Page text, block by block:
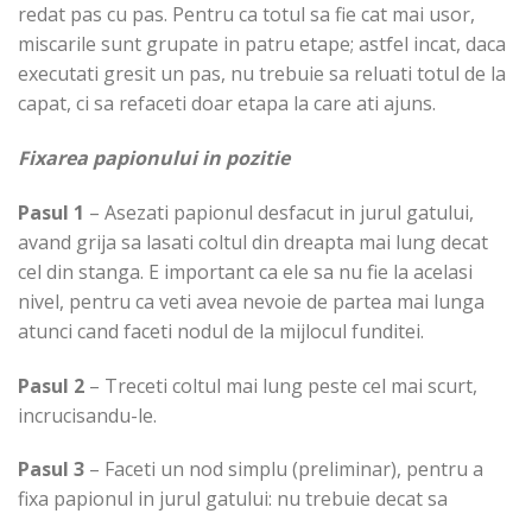
redat pas cu pas. Pentru ca totul sa fie cat mai usor,
miscarile sunt grupate in patru etape; astfel incat, daca
executati gresit un pas, nu trebuie sa reluati totul de la
capat, ci sa refaceti doar etapa la care ati ajuns.
Fixarea papionului in pozitie
Pasul 1 – Asezati papionul desfacut in jurul gatului,
avand grija sa lasati coltul din dreapta mai lung decat
cel din stanga. E important ca ele sa nu fie la acelasi
nivel, pentru ca veti avea nevoie de partea mai lunga
atunci cand faceti nodul de la mijlocul funditei.
Pasul 2 – Treceti coltul mai lung peste cel mai scurt,
incrucisandu-le.
Pasul 3 – Faceti un nod simplu (preliminar), pentru a
fixa papionul in jurul gatului: nu trebuie decat sa